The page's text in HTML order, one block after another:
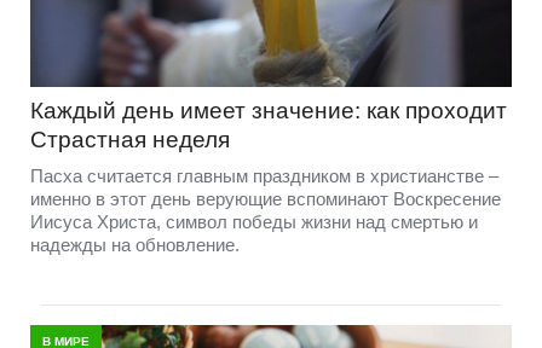
Каждый день имеет значение: как проходит
Страстная неделя
Пасха считается главным праздником в христианстве –
именно в этот день верующие вспоминают Воскресение
Иисуса Христа, символ победы жизни над смертью и
надежды на обновление.
В МИРЕ